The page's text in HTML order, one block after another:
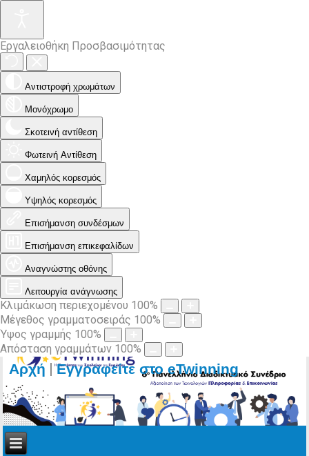
Εργαλειοθήκη Προσβασιμότητας
Αντιστροφή χρωμάτων
Μονόχρωμο
Σκοτεινή αντίθεση
Φωτεινή Αντίθεση
Χαμηλός κορεσμός
Υψηλός κορεσμός
Επισήμανση συνδέσμων
Επισήμανση επικεφαλίδων
Αναγνώστης οθόνης
Λειτουργία ανάγνωσης
Κλιμάκωση περιεχομένου 100%
Μέγεθος γραμματοσειράς 100%
Ύψος γραμμής 100%
Απόσταση γραμμάτων 100%
Αρχή|Εγγραφείτε στο eTwinning